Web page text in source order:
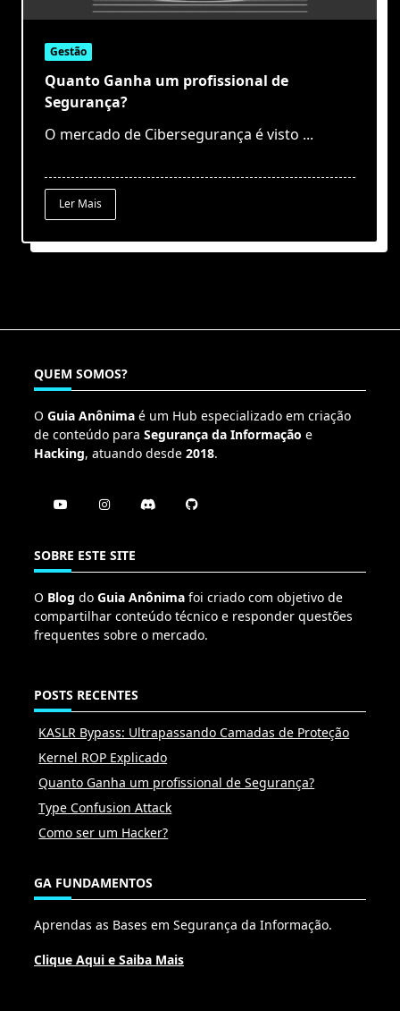
Gestão
Quanto Ganha um profissional de
Segurança?
O mercado de Cibersegurança é visto ...
Ler Mais
QUEM SOMOS?
O Guia Anônima é um Hub especializado em criação
de conteúdo para Segurança da Informação e
Hacking, atuando desde 2018.
SOBRE ESTE SITE
O Blog do Guia Anônima foi criado com objetivo de
compartilhar conteúdo técnico e responder questões
frequentes sobre o mercado.
POSTS RECENTES
KASLR Bypass: Ultrapassando Camadas de Proteção
Kernel ROP Explicado
Quanto Ganha um profissional de Segurança?
Type Confusion Attack
Como ser um Hacker?
GA FUNDAMENTOS
Aprendas as Bases em Segurança da Informação.
Clique Aqui e Saiba Mais